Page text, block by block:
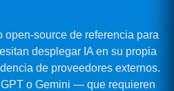
open-source de referencia para
desplegar IA en su propia
de proveedores externos.
o Gemini — que requieren